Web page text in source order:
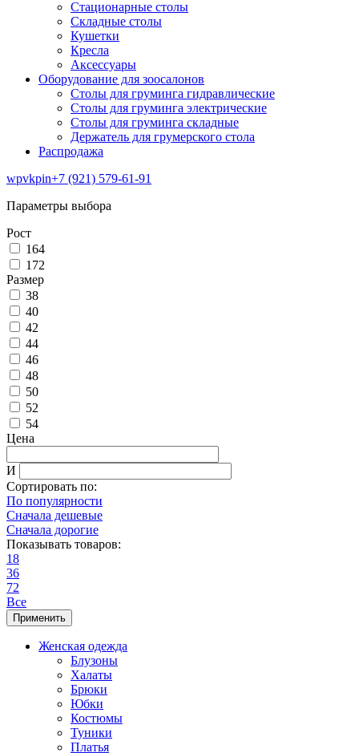
Стационарные столы
Складные столы
Кушетки
Кресла
Аксессуары
Оборудование для зоосалонов
Столы для груминга гидравлические
Столы для груминга электрические
Столы для груминга складные
Держатель для грумерского стола
Распродажа
wpvkpin+7 (921) 579-61-91
Параметры выбора
Рост
164
172
Размер
38
40
42
44
46
48
50
52
54
Цена
И
Сортировать по:
По популярности
Сначала дешевые
Сначала дорогие
Показывать товаров:
18
36
72
Все
Применить
Женская одежда
Блузоны
Халаты
Брюки
Юбки
Костюмы
Туники
Платья